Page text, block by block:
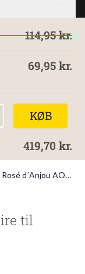
114,95 kr.
69,95 kr.
KØB
419,70 kr.
Château de Mauny - Rosé d´Anjou AOP 2025
til